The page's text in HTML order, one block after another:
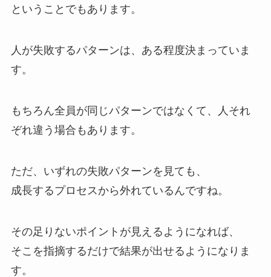
ということでもあります。
人が失敗するパターンは、ある程度決まっていま
す。
もちろん全員が同じパターンではなくて、人それ
ぞれ違う場合もあります。
ただ、いずれの失敗パターンを見ても、
成長するプロセスから外れているんですね。
その足りないポイントが見えるようになれば、
そこを指摘するだけで結果が出せるようになりま
す。